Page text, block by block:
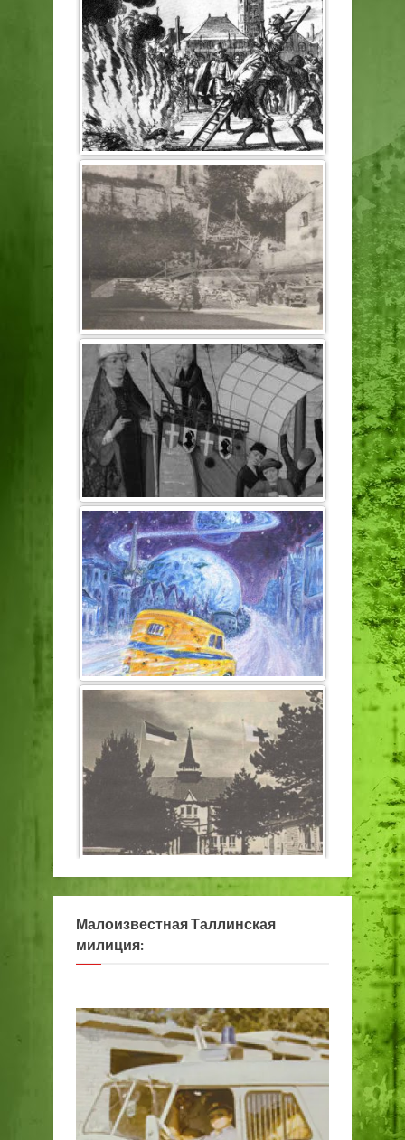
Малоизвестная Таллинская
милиция: